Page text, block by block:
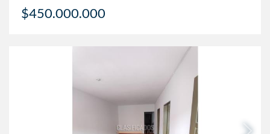
$450.000.000